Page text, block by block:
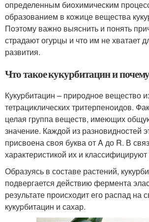
определенным биохимическим
образованием в кожице вещества
Поэтому важно выяснить и понять
страдают огуpцы и что им не хватает
развития.
Что такое кукурбитацин и
Кукуpбитацин – природное вещество
тетрациклических тритерпеноидов.
целая группа веществ, имеющих
значение. Каждой из разновидностей
присвоена своя буква от A до R. В
характеристикой их и
Образуясь в составе растений,
подвергается действию фермента
результате происходит его распад на
кукуpбитацин и сахар.